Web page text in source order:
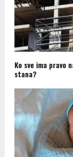
Ko sve ima pravo
stana?